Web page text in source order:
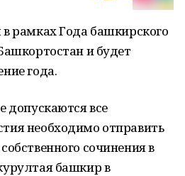
рамках Года башкирского
и будет
года.
допускаются все
необходимо отправить
сочинения в
башкир в